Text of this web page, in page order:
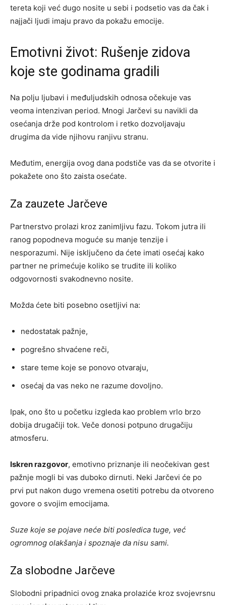
tereta koji već dugo nosite u sebi i podsetio vas da čak i
najjači ljudi imaju pravo da pokažu emocije.
Emotivni život: Rušenje zidova
koje ste godinama gradili
Na polju ljubavi i međuljudskih odnosa očekuje vas
veoma intenzivan period. Mnogi Jarčevi su navikli da
osećanja drže pod kontrolom i retko dozvoljavaju
drugima da vide njihovu ranjivu stranu.
Međutim, energija ovog dana podstiče vas da se otvorite i
pokažete ono što zaista osećate.
Za zauzete Jarčeve
Partnerstvo prolazi kroz zanimljivu fazu. Tokom jutra ili
ranog popodneva moguće su manje tenzije i
nesporazumi. Nije isključeno da ćete imati osećaj kako
partner ne primećuje koliko se trudite ili koliko
odgovornosti svakodnevno nosite.
Možda ćete biti posebno osetljivi na:
nedostatak pažnje,
pogrešno shvaćene reči,
stare teme koje se ponovo otvaraju,
osećaj da vas neko ne razume dovoljno.
Ipak, ono što u početku izgleda kao problem vrlo brzo
dobija drugačiji tok. Veče donosi potpuno drugačiju
atmosferu.
Iskren razgovor, emotivno priznanje ili neočekivan gest
pažnje mogli bi vas duboko dirnuti. Neki Jarčevi će po
prvi put nakon dugo vremena osetiti potrebu da otvoreno
govore o svojim emocijama.
Suze koje se pojave neće biti posledica tuge, već
ogromnog olakšanja i spoznaje da nisu sami.
Za slobodne Jarčeve
Slobodni pripadnici ovog znaka prolaziće kroz svojevrsnu